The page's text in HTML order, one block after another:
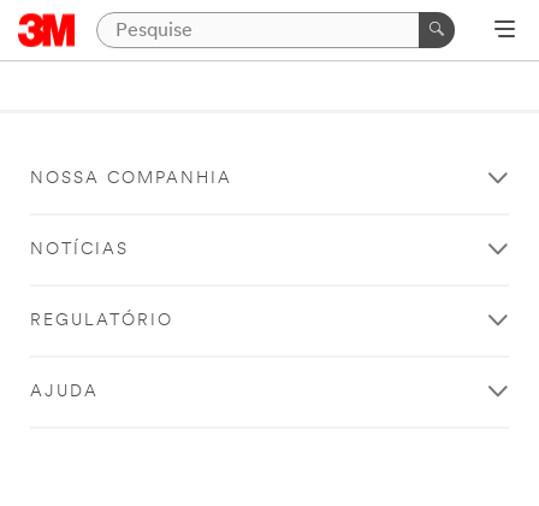
NOSSA COMPANHIA
NOTÍCIAS
REGULATÓRIO
AJUDA